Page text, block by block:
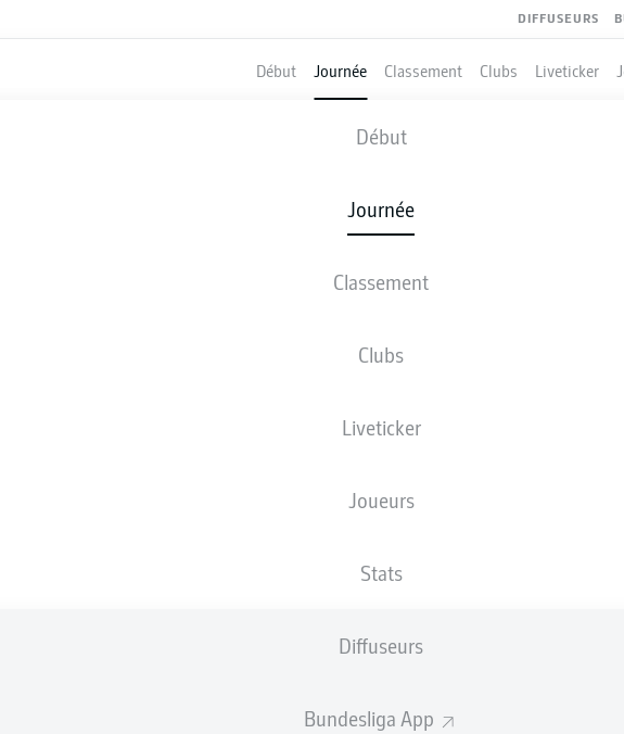
DIFFUSEURS
Début Journée Classement Clubs Liveticker
Début
Journée
Classement
Clubs
Liveticker
Joueurs
Stats
Diffuseurs
Bundesliga App
HEIDENHEIM - SV SANDHAUSEN
2 1
COMPOSITIONS STATISTIQUES
59'
Publicité